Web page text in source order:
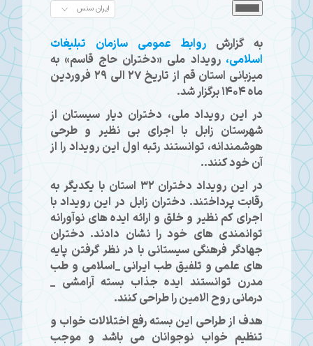
به گزارش روابط عمومی سازمان تبلیغات
اسلامی، رویداد ملی «دختران حاج قاسم» به
میزبانی استان قم از تاریخ 27 الی 29 فروردین
ماه 1404 برگزار شد.
در این رویداد ملی، دختران دیار سیستان از
شهرستان زابل با اجرای بی نظیر و طرحی
هوشمندانه، توانستند رتبه اول این رویداد را از
آن خود کنند..
در این رویداد دختران ۳۲ استان با یکدیگر به
رقابت پرداختند. دختران زابل در اين رویداد با
اجرای کم نظیر و خلق و ارائه ایده های نوآورانه
توانمندی های خود را نشان دادند. دختران
جهادگر فرهنگی سیستانی با در نظر گرفتن پایه
های علمی و تلفیق طب ایرانی _اسلامی و طب
مدرن توانستند ایده جذاب بسته آرامشی _
درمانی روح الامین را طراحی کنند.
هدف از طراحی این بسته رفع اختلالات خواب و
تنظیم خواب نوجوانان می باشد و موجب